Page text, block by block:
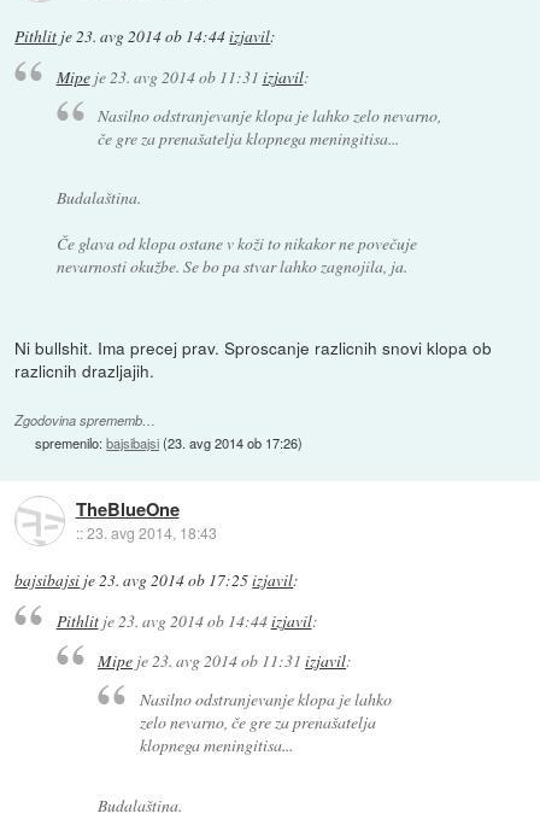
Pithlit je23. avg 2014 ob 14:44izjavil:
Mipeje 23. avg 2014 ob 11:31 izjavil:
Nasilno odstranjevanje klopa je lahko zelo nevarno,
če gre za prenašatelja klopnega meningitisa...
Budalaština.
Če glava od klopa ostane v koži to nikakor ne povečuje
nevarnosti okužbe. Se bo pa stvar lahko zagnojila, ja.
Ni bullshit. Ima precej prav. Sproscanje razlicnih snovi klopa ob
razlicnih drazljajih.
Zgodovina sprememb…
spremenilo:bajsibajsi(23. avg 2014 ob 17:26)
TheBlueOne
::23. avg 2014, 18:43
bajsibajsi je23. avg 2014 ob 17:25izjavil:
Pithlitje23. avg 2014 ob 14:44izjavil:
Mipe je 23. avg 2014 ob 11:31 izjavil:
Nasilno odstranjevanje klopa je lahko
zelo nevarno, če gre za prenašatelja
klopnega meningitisa...
Budalaština.